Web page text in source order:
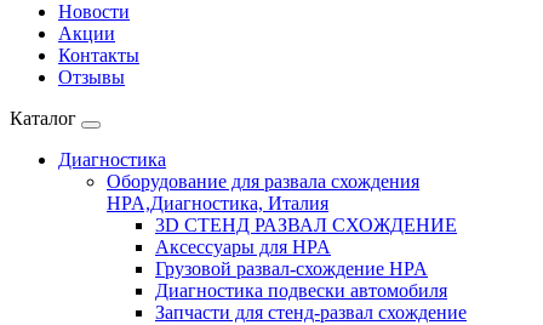
Новости
Акции
Контакты
Отзывы
Каталог
Диагностика
Оборудование для развала схождения
HPA,Диагностика, Италия
3D СТЕНД РАЗВАЛ СХОЖДЕНИЕ
Аксессуары для HPA
Грузовой развал-схождение HPA
Диагностика подвески автомобиля
Запчасти для стенд-развал схождение